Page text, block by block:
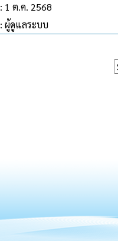
: 1 ต.ค. 2568
: ผู้ดูแลระบบ